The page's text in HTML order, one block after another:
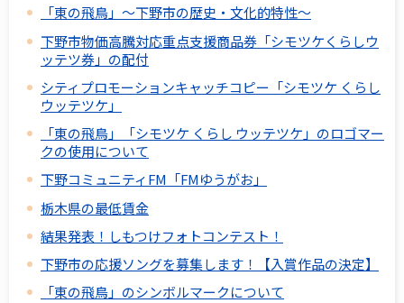
「東の飛鳥」～下野市の歴史・文化的特性～
下野市物価高騰対応重点支援商品券「シモツケくらしウ
ッテツ券」の配付
シティプロモーションキャッチコピー「シモツケ くらし
ウッテツケ」
「東の飛鳥」「シモツケ くらし ウッテツケ」のロゴマー
クの使用について
下野コミュニティFM「FMゆうがお」
栃木県の最低賃金
結果発表！しもつけフォトコンテスト！
下野市の応援ソングを募集します！【入賞作品の決定】
「東の飛鳥」のシンボルマークについて